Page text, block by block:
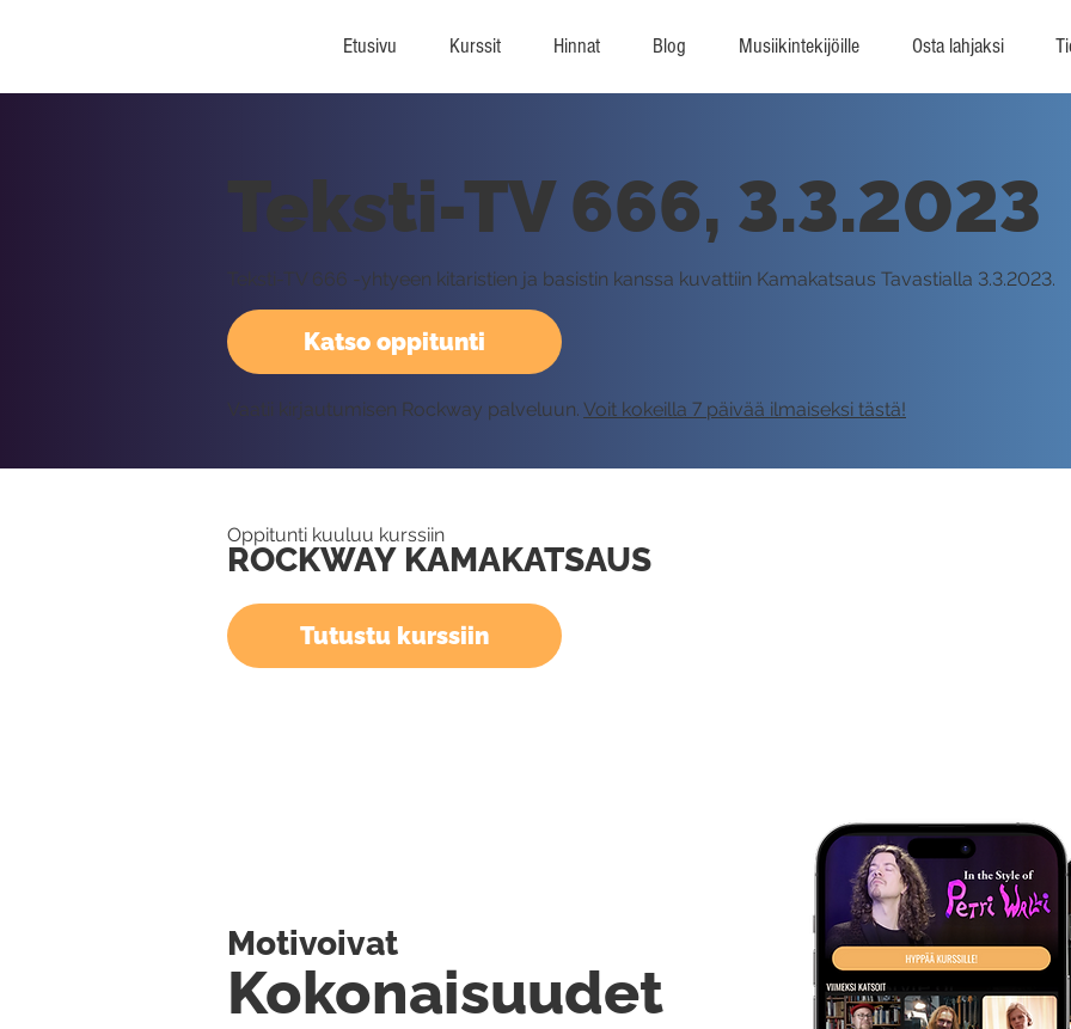
Etusivu Kurssit Hinnat Blog Musiikintekijöille Osta lahjaksi
Katso oppitunti
Teksti-TV 666, 3.3.2023
Teksti-TV 666 -yhtyeen kitaristien ja basistin kanssa kuvattiin Kamakatsaus Tavastialla 3.3.2023.
Vaatii kirjautumisen Rockway palveluun. Voit kokeilla 7 päivää ilmaiseksi tästä!
Oppitunti kuuluu kurssiin
ROCKWAY KAMAKATSAUS
Tutustu kurssiin
Kokonaisuudet
Motivoivat